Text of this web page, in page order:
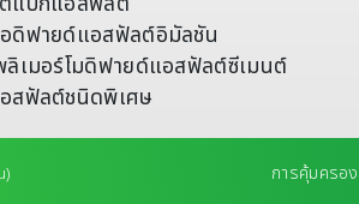
ดิฟายด์แอสฟัลต์อิมัลชัน
ลิเมอร์โมดิฟายด์แอสฟัลต์ซีเมนต์
สฟัลต์ชนิดพิเศษ
) การคุ้มครอ